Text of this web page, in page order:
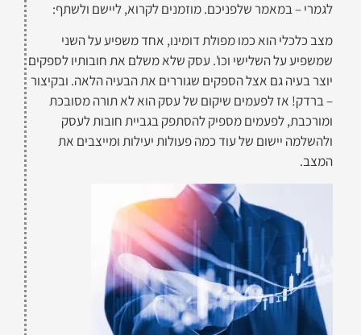
לגמרי – במאמר שלפניכם. מוזמנים לקרוא, ליישם ולשתף:
מצב כלכלי הוא כמו מפולת דומינו, אחד משפיע על השני
שמשפיע על השלישי וכו'. עסק שלא משלם את חובותיו לספקים
יוצר בעיה גם אצל הספקים שגוררים את הבעיה הלאה. ובקיצור
– ברדק! אז לפעמים שיקום של עסק הוא לא תורה מסובכת
ומורכבת, לפעמים מספיק להסתפק בגביית חובות לעסק
ולהשלמה יישום של עוד כמה פעולות יעילות ומייצבים את
המצב.